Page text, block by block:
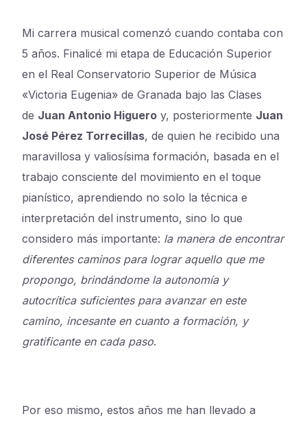
Mi carrera musical comenzó cuando contaba con
5 años. Finalicé mi etapa de Educación Superior
en el Real Conservatorio Superior de Música
«Victoria Eugenia» de Granada bajo las Clases
de Juan Antonio Higuero y, posteriormente Juan
José Pérez Torrecillas, de quien he recibido una
maravillosa y valiosísima formación, basada en el
trabajo consciente del movimiento en el toque
pianístico, aprendiendo no solo la técnica e
interpretación del instrumento, sino lo que
considero más importante: la manera de encontrar
diferentes caminos para lograr aquello que me
propongo, brindándome la autonomía y
autocrítica suficientes para avanzar en este
camino, incesante en cuanto a formación, y
gratificante en cada paso.
Por eso mismo, estos años me han llevado a